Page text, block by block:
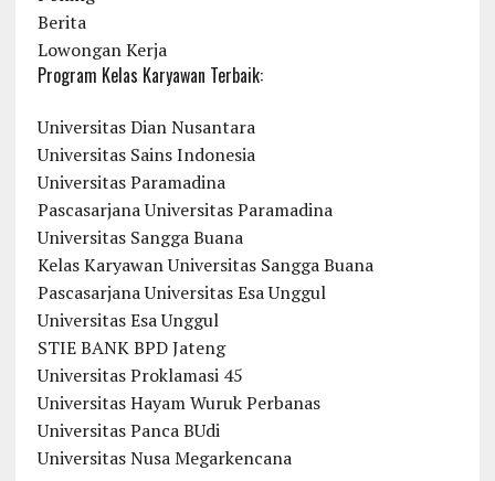
Berita
Lowongan Kerja
Program Kelas Karyawan Terbaik:
Universitas Dian Nusantara
Universitas Sains Indonesia
Universitas Paramadina
Pascasarjana Universitas Paramadina
Universitas Sangga Buana
Kelas Karyawan Universitas Sangga Buana
Pascasarjana Universitas Esa Unggul
Universitas Esa Unggul
STIE BANK BPD Jateng
Universitas Proklamasi 45
Universitas Hayam Wuruk Perbanas
Universitas Panca BUdi
Universitas Nusa Megarkencana